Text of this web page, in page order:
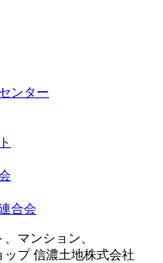
マンション、
プ 信濃土地株式会社